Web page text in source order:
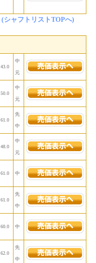
(シャフトリストTOPへ)
43.0
中
元
50.0
中
元
61.0
先
中
48.0
中
元
61.0 中
61.0
先
中
60.0 中
62.0
先
中